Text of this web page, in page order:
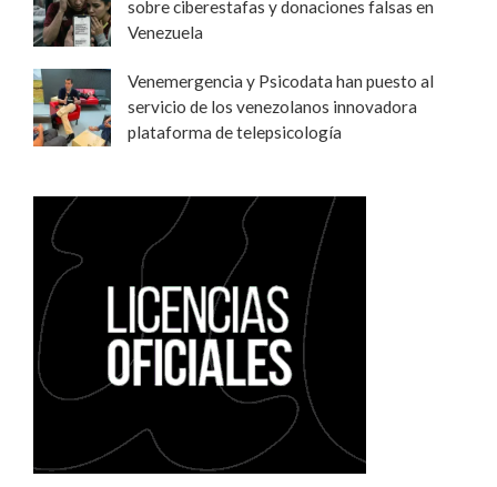
sobre ciberestafas y donaciones falsas en
Venezuela
Venemergencia y Psicodata han puesto al
servicio de los venezolanos innovadora
plataforma de telepsicología